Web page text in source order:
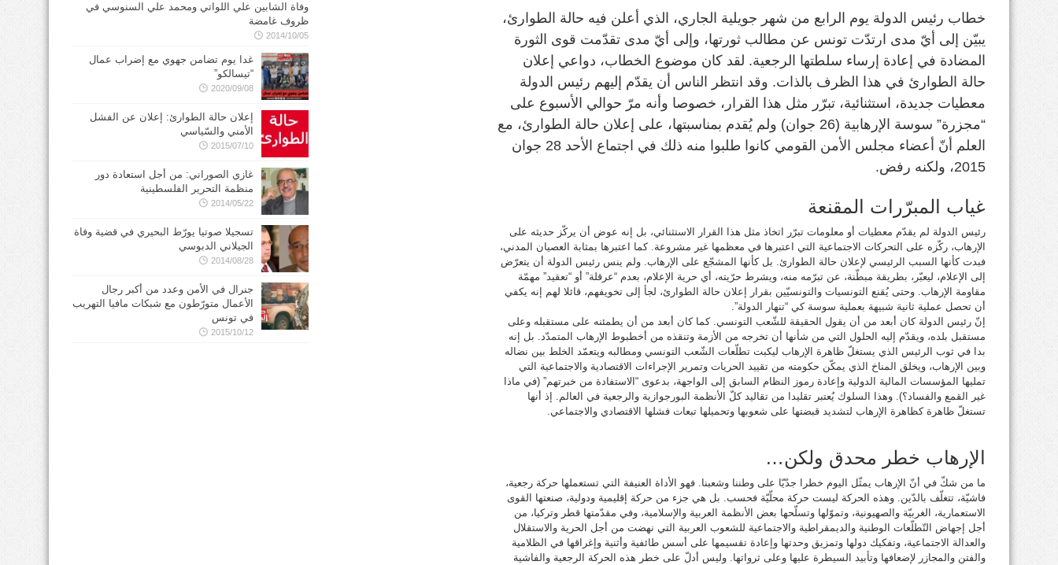
خطاب رئيس الدولة يوم الرابع من شهر جويلية الجاري، الذي أعلن فيه حالة الطوارئ،
يبيّن إلى أيّ مدى ارتدّت تونس عن مطالب ثورتها، وإلى أيّ مدى تقدّمت قوى الثورة
المضادة في إعادة إرساء سلطتها الرجعية. لقد كان موضوع الخطاب، دواعي إعلان
حالة الطوارئ في هذا الظرف بالذات. وقد انتظر الناس أن يقدّم إليهم رئيس الدولة
معطيات جديدة، استثنائية، تبرّر مثل هذا القرار، خصوصا وأنه مرّ حوالي الأسبوع على
“مجزرة” سوسة الإرهابية (26 جوان) ولم يُقدم بمناسبتها، على إعلان حالة الطوارئ، مع
العلم أنّ أعضاء مجلس الأمن القومي كانوا طلبوا منه ذلك في اجتماع الأحد 28 جوان
2015، ولكنه رفض.
غياب المبرّرات المقنعة
رئيس الدولة لم يقدّم معطيات أو معلومات تبرّر اتخاذ مثل هذا القرار الاستثنائي، بل إنه عوض أن يركّز حديثه على
الإرهاب، ركّزه على التحركات الاجتماعية التي اعتبرها في معظمها غير مشروعة. كما اعتبرها بمثابة العصيان المدني،
فبدت كأنها السبب الرئيسي لإعلان حالة الطوارئ. بل كأنها المشجّع على الإرهاب. ولم ينس رئيس الدولة أن يتعرّض
إلى الإعلام، ليعبّر، بطريقة مبطّنة، عن تبرّمه منه، ويشرط حرّيته، أي حرية الإعلام، بعدم “عرقلة” أو “تعقيد” مهمّة
مقاومة الإرهاب. وحتى يُقنع التونسيات والتونسيّين بقرار إعلان حالة الطوارئ، لجأ إلى تخويفهم، قائلا لهم إنه يكفي
أن تحصل عملية ثانية شبيهة بعملية سوسة كي “تنهار الدولة”.
إنّ رئيس الدولة كان أبعد من أن يقول الحقيقة للشّعب التونسي. كما كان أبعد من أن يطمئنه على مستقبله وعلى
مستقبل بلده، ويقدّم إليه الحلول التي من شأنها أن تخرجه من الأزمة وتنقذه من أخطبوط الإرهاب المتمدّد. بل إنه
بدا في ثوب الرئيس الذي يستغلّ ظاهرة الإرهاب ليكبت تطلّعات الشّعب التونسي ومطالبه ويتعمّد الخلط بين نضاله
وبين الإرهاب، ويخلق المناخ الذي يمكّن حكومته من تقييد الحريات وتمرير الإجراءات الاقتصادية والاجتماعية التي
تمليها المؤسسات المالية الدولية وإعادة رموز النظام السابق إلى الواجهة، بدعوى “الاستفادة من خبرتهم” (في ماذا
غير القمع والفساد؟). وهذا السلوك يُعتبر تقليدا من تقاليد كلّ الأنظمة البورجوازية والرجعية في العالم. إذ أنها
تستغلّ ظاهرة كظاهرة الإرهاب لتشديد قبضتها على شعوبها وتحميلها تبعات فشلها الاقتصادي والاجتماعي.
الإرهاب خطر محدق ولكن…
ما من شكّ في أنّ الإرهاب يمثّل اليوم خطرا جدّيّا على وطننا وشعبنا. فهو الأداة العنيفة التي تستعملها حركة رجعية،
فاشيّة، تتغلّف بالدّين. وهذه الحركة ليست حركة محلّيّة فحسب. بل هي جزء من حركة إقليمية ودولية، صنعتها القوى
الاستعمارية، الغربيّة والصهيونية، وتموّلها وتسلّحها بعض الأنظمة العربية والإسلامية، وفي مقدّمتها قطر وتركيا، من
أجل إجهاض التّطلّعات الوطنية والديمقراطية والاجتماعية للشعوب العربية التي نهضت من أجل الحرية والاستقلال
والعدالة الاجتماعية، وتفكيك دولها وتمزيق وحدتها وإعادة تقسيمها على أسس طائفية وأثنية وإغراقها في الظلامية
والفتن والمجازر لإضعافها وتأبيد السيطرة عليها وعلى ثرواتها. وليس أدلّ على خطر هذه الحركة الرجعية والفاشية
وفاة الشابين علي اللواتي ومحمد علي السنوسي في
ظروف غامضة
2014/10/05
غدا يوم تضامن جهوي مع إضراب عمال
“تيسالكو”
2020/09/08
إعلان حالة الطوارئ: إعلان عن الفشل
الأمني والسّياسي
2015/07/10
غازي الصوراني: من أجل استعادة دور
منظمة التحرير الفلسطينية
2014/05/22
تسجيلا صوتيا يورّط البحيري في قضية وفاة
الجيلاني الدبوسي
2014/08/28
جنرال في الأمن وعدد من أكبر رجال
الأعمال متورّطون مع شبكات مافيا التهريب
في تونس
2015/10/12